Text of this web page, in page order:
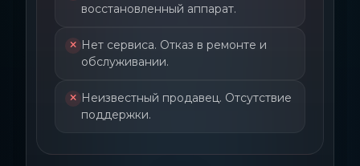
восстановленный аппарат.
Нет сервиса. Отказ в ремонте и
обслуживании.
Неизвестный продавец. Отсутствие
поддержки.